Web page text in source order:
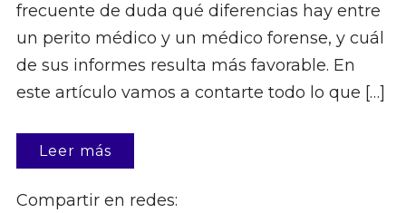
frecuente de duda qué diferencias hay entre
un perito médico y un médico forense, y cuál
de sus informes resulta más favorable. En
este artículo vamos a contarte todo lo que […]
Leer más
Compartir en redes: